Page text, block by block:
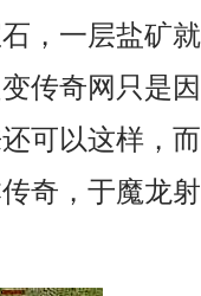
，一层盐矿
传奇网只是
可以这样，
奇，于魔龙